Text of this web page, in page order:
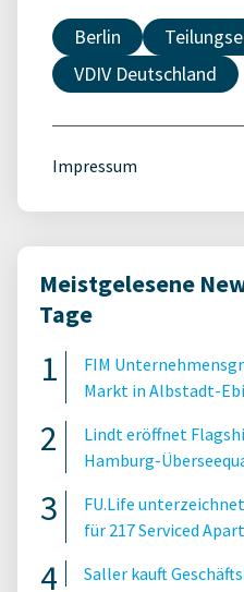
Berlin
VDIV Deutschland
Impressum
Meistgelesene
Tage
FIM
Markt in Albstadt-
Lindt eröffnet
Hamburg-
FU.Life
für 217 Serviced
Saller kauft